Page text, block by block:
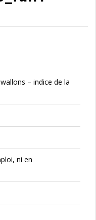
– indice de la
ni en